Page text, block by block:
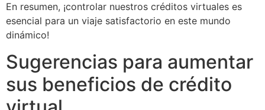
En resumen, ¡controlar nuestros créditos virtuales es
esencial para un viaje satisfactorio en este mundo
dinámico!
Sugerencias para aumentar
sus beneficios de crédito